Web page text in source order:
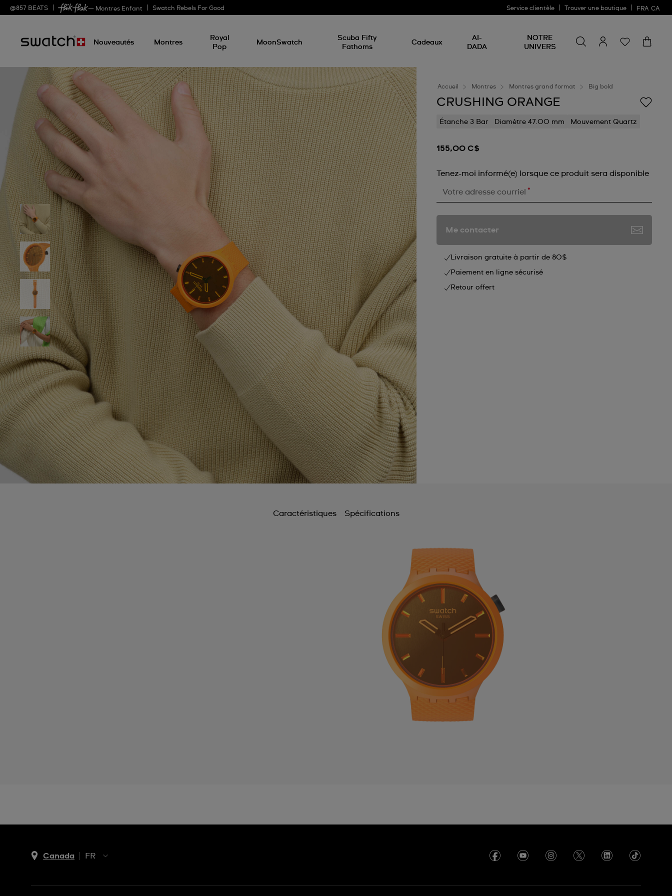
@857 BEATS — Montres Enfant Swatch Rebels For Good Service clientèle Trouver une boutique FRA CA
Nouveautés Montres
Royal
Pop
MoonSwatch
Scuba Fifty
Fathoms
Cadeaux
AI-
DADA
NOTRE
UNIVERS
un
produit
Accueil Montres Montres grand format Big bold
CRUSHING ORANGE
Étanche 3 Bar Diamètre 47.00 mm Mouvement Quartz
155,00 C$
Tenez-moi informé(e) lorsque ce produit sera disponible
Votre adresse courriel *
Me contacter
Livraison gratuite à partir de 80$
Paiement en ligne sécurisé
Retour offert
Caractéristiques Spécifications
Canada
FR
FR